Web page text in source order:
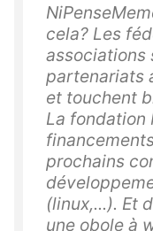
cela? Les
partenariats
et touchent
La fondation
prochains
(linux,...). Et
une obole à